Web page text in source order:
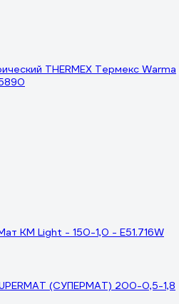
THERMEX Термекс Warma
КМ Light - 150-1,0 - E51.716W